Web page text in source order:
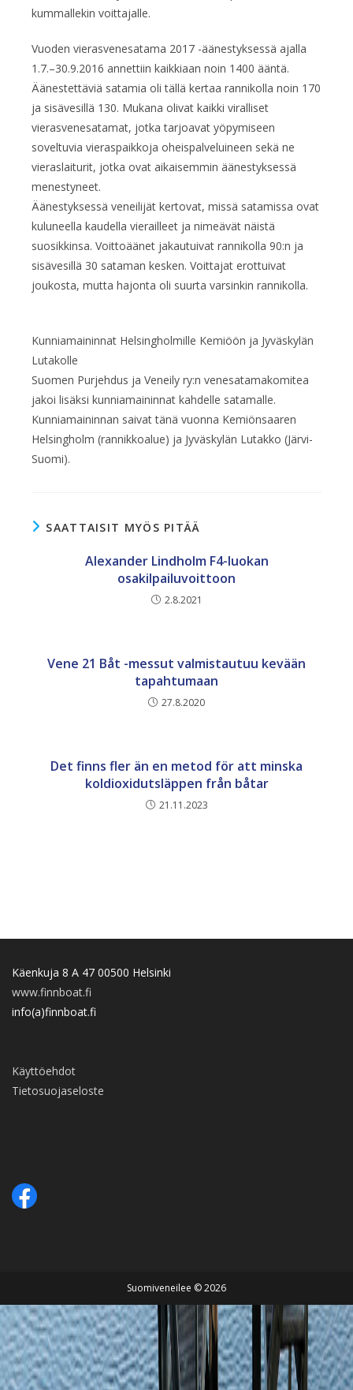
kummallekin voittajalle.
Vuoden vierasvenesatama 2017 -äänestyksessä ajalla
1.7.–30.9.2016 annettiin kaikkiaan noin 1400 ääntä.
Äänestettäviä satamia oli tällä kertaa rannikolla noin 170
ja sisävesillä 130. Mukana olivat kaikki viralliset
vierasvenesatamat, jotka tarjoavat yöpymiseen
soveltuvia vieraspaikkoja oheispalveluineen sekä ne
vieraslaiturit, jotka ovat aikaisemmin äänestyksessä
menestyneet.
Äänestyksessä veneilijät kertovat, missä satamissa ovat
kuluneella kaudella vierailleet ja nimeävät näistä
suosikkinsa. Voittoäänet jakautuivat rannikolla 90:n ja
sisävesillä 30 sataman kesken. Voittajat erottuivat
joukosta, mutta hajonta oli suurta varsinkin rannikolla.
Kunniamaininnat Helsingholmille Kemiöön ja Jyväskylän
Lutakolle
Suomen Purjehdus ja Veneily ry:n venesatamakomitea
jakoi lisäksi kunniamaininnat kahdelle satamalle.
Kunniamaininnan saivat tänä vuonna Kemiönsaaren
Helsingholm (rannikkoalue) ja Jyväskylän Lutakko (Järvi-
Suomi).
SAATTAISIT MYÖS PITÄÄ
Alexander Lindholm F4-luokan
osakilpailuvoittoon
2.8.2021
Vene 21 Båt -messut valmistautuu kevään
tapahtumaan
27.8.2020
Det finns fler än en metod för att minska
koldioxidutsläppen från båtar
21.11.2023
Käenkuja 8 A 47 00500 Helsinki
www.finnboat.fi
info(a)finnboat.fi
Käyttöehdot
Tietosuojaseloste
Suomiveneilee © 2026